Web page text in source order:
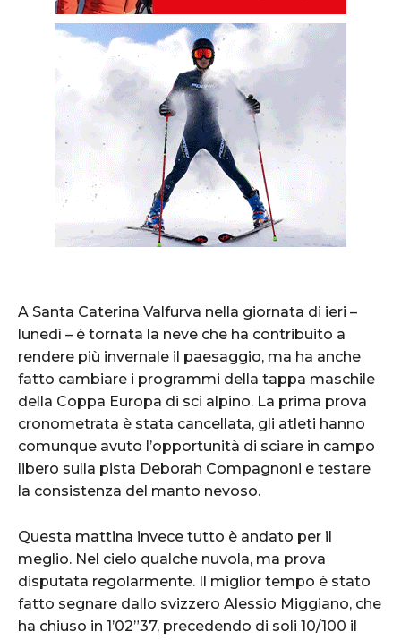
A Santa Caterina Valfurva nella giornata di ieri –
lunedì – è tornata la neve che ha contribuito a
rendere più invernale il paesaggio, ma ha anche
fatto cambiare i programmi della tappa maschile
della Coppa Europa di sci alpino. La prima prova
cronometrata è stata cancellata, gli atleti hanno
comunque avuto l’opportunità di sciare in campo
libero sulla pista Deborah Compagnoni e testare
la consistenza del manto nevoso.
Questa mattina invece tutto è andato per il
meglio. Nel cielo qualche nuvola, ma prova
disputata regolarmente. Il miglior tempo è stato
fatto segnare dallo svizzero Alessio Miggiano, che
ha chiuso in 1’02”37, precedendo di soli 10/100 il